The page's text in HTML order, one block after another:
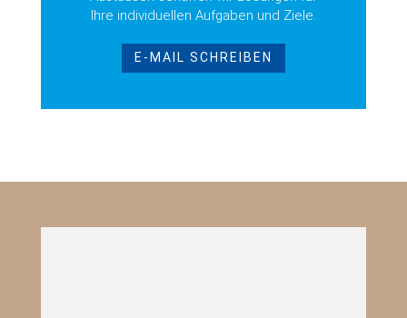
Ihre individuellen Aufgaben und Ziele.
E-MAIL SCHREIBEN